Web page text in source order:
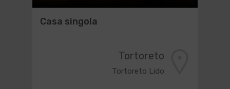
Casa singola
Tortoreto
Tortoreto Lido